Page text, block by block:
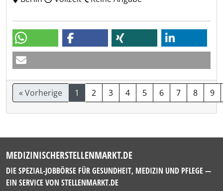
« Vorherige 1 2 3 4 5 6 7 8 9
MEDIZINISCHERSTELLENMARKT.DE
DIE SPEZIAL-JOBBÖRSE FÜR GESUNDHEIT, MEDIZIN UND PFLEGE —
EIN SERVICE VON STELLENMARKT.DE